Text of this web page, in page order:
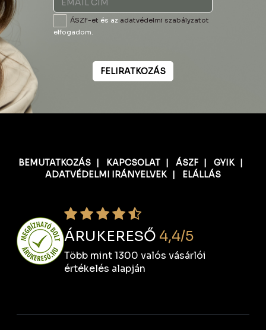
ÁSZF-et és az adatvédelmi szabályzatot
elfogadom.
FELIRATKOZÁS
BEMUTATKOZÁS| KAPCSOLAT| ÁSZF| GYIK|
ADATVÉDELMI IRÁNYELVEK| ELÁLLÁS
ÁRUKERESŐ 4,4/5
Több mint 1300 valós vásárlói
értékelés alapján